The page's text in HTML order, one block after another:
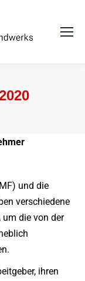
und die
verschiedene
um die von der
ihren